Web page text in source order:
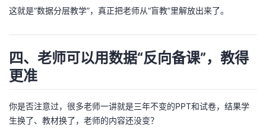
这就是“数据分层教学”，真正把老师从“盲教”里解放出来了。
四、老师可以用数据“反向备课”，教得
更准
你是否注意过，很多老师一讲就是三年不变的PPT和试卷，结果学
生换了、教材换了，老师的内容还没变？